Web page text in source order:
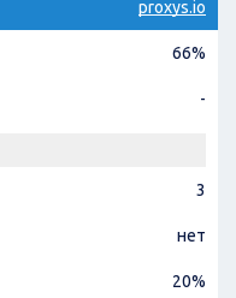
proxys.io
66%
-
3
нет
20%